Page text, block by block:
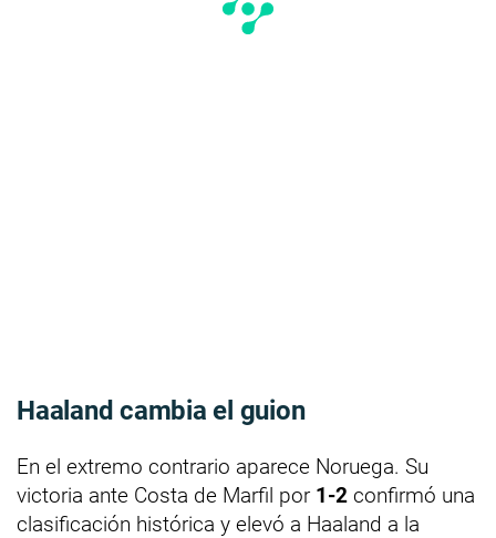
Haaland cambia el guion
En el extremo contrario aparece Noruega. Su
victoria ante Costa de Marfil por 1-2 confirmó una
clasificación histórica y elevó a Haaland a la